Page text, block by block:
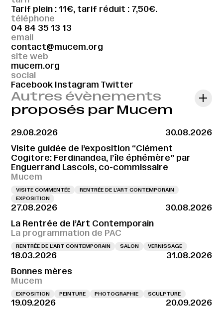
Tarif plein : 11€, tarif réduit : 7,50€.
téléphone
04 84 35 13 13
email
contact@mucem.org
site web
mucem.org
social
Facebook Instagram Twitter
Autres évènements
proposés par Mucem
29.08.2026
30.08.2026
Visite guidée de l’exposition “Clément
Cogitore: Ferdinandea, l’île éphémère” par
Enguerrand Lascols, co-commissaire
Mucem
VISITE COMMENTÉE
RENTRÉE DE L'ART CONTEMPORAIN
EXPOSITION
27.08.2026
30.08.2026
La Rentrée de l’Art Contemporain
La programmation de PAC
RENTRÉE DE L'ART CONTEMPORAIN SALON VERNISSAGE
18.03.2026
31.08.2026
Bonnes mères
Mucem
EXPOSITION PEINTURE PHOTOGRAPHIE SCULPTURE
19.09.2026
20.09.2026